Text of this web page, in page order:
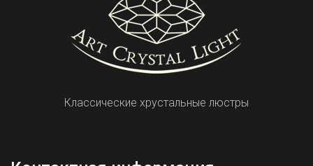
Классические хрустальные люстры